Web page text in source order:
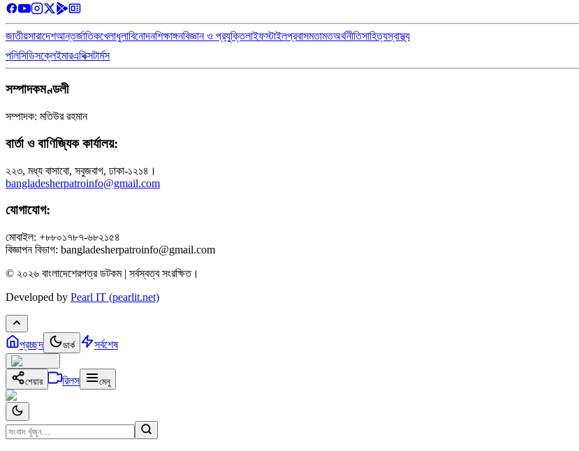
জাতীয়সারাদেশআন্তর্জাতিকখেলাধুলাবিনোদনশিক্ষাঙ্গনবিজ্ঞান ও প্রযুক্তিলাইফস্টাইলপ্রবাসমতামতঅর্থনীতিসাহিত্যস্বাস্থ্য
পলিসিডিসক্লেইমারএথিক্সটার্মস
সম্পাদকমণ্ডলী
সম্পাদক: মতিউর রহমান
বার্তা ও বাণিজ্যিক কার্যালয়:
২২৩, মধ্য বাসাবো, সবুজবাগ, ঢাকা-১২১৪।
bangladesherpatroinfo@gmail.com
যোগাযোগ:
মোবাইল: +৮৮০১৭৮৭-৬৮২১৫৪
বিজ্ঞাপন বিভাগ: bangladesherpatroinfo@gmail.com
© ২০২৬ বাংলাদেশেরপত্র ডটকম | সর্বস্বত্ব সংরক্ষিত।
Developed by Pearl IT (pearlit.net)
প্রচ্ছদ ডার্ক সর্বশেষ
শেয়ার রিলস মেনু